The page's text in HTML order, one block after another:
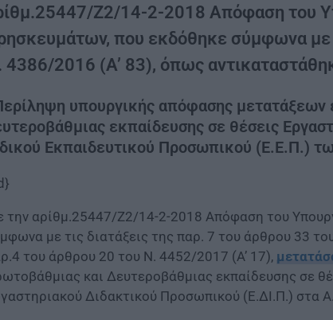
Ζ2/14-2-2018 Απόφαση του
που εκδόθηκε σύμφωνα με
4386/2016 (Α’ 83), όπως
υπουργικής απόφασης μετατάξεων
εκπαίδευσης σε θέσεις
Εκπαιδευτικού Προσωπικού (Ε.Ε.Π.)
την αρίθμ.25447/Ζ2/14-2-2018 Απόφαση του
με τις διατάξεις της παρ. 7 του άρθρου 33
του άρθρου 20 του Ν. 4452/2017 (Α’ 17),
και Δευτεροβάθμιας εκπαίδευσης σε
Διδακτικού Προσωπικού (Ε.ΔΙ.Π.) στα